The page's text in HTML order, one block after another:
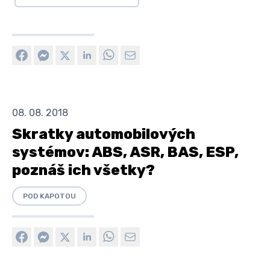
08. 08. 2018
Skratky automobilových
systémov: ABS, ASR, BAS, ESP,
poznáš ich všetky?
POD KAPOTOU